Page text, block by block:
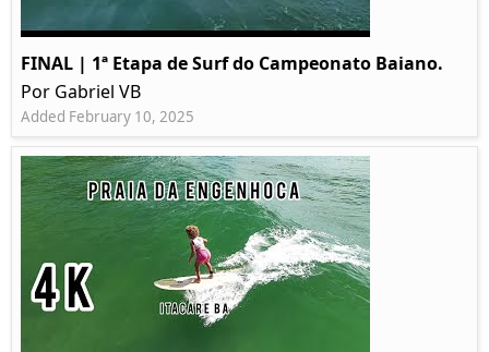
FINAL | 1ª Etapa de Surf do Campeonato Baiano.
Por Gabriel VB
Added February 10, 2025